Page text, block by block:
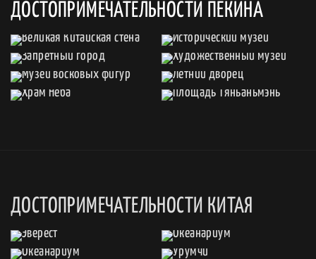
ДОСТОПРИМЕЧАТЕЛЬНОСТИ ПЕКИНА
ДОСТОПРИМЕЧАТЕЛЬНОСТИ КИТАЯ